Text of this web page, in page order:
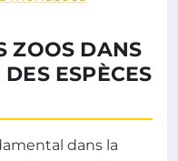
ZOOS DANS
ESPÈCES
dans la